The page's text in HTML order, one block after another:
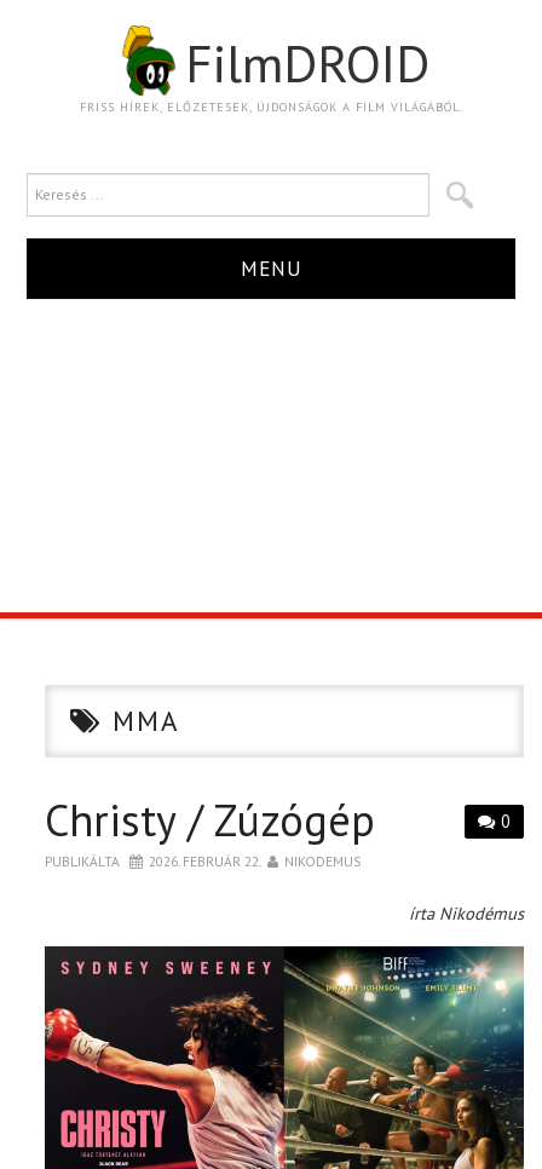
FilmDROID
FRISS HÍREK, ELŐZETESEK, ÚJDONSÁGOK A FILM VILÁGÁBÓL.
MENU
CIKK
PÓLÓ RENDELÉS
MMA
0
Christy / Zúzógép
PUBLIKÁLTA 2026. FEBRUÁR 22. NIKODEMUS
írta Nikodémus